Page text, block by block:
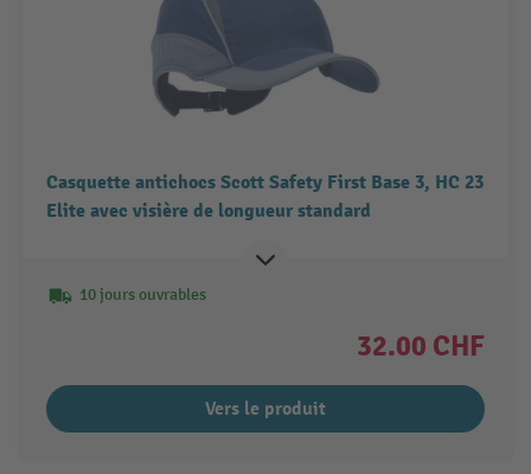
Casquette antichocs Scott Safety First Base 3, HC 23
Elite avec visière de longueur standard
10 jours ouvrables
32.00 CHF
Vers le produit